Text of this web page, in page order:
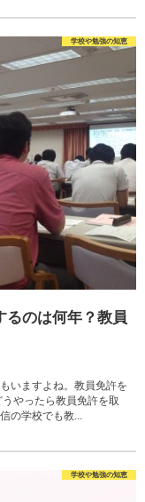
学校や勉強の知恵
るのは何年？教員
いますよね。教員免許を
やったら教員免許を取
の学校でも教...
学校や勉強の知恵